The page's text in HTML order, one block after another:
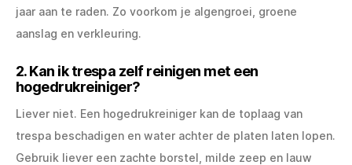
jaar aan te raden. Zo voorkom je algengroei, groene
aanslag en verkleuring.
2. Kan ik trespa zelf reinigen met een
hogedrukreiniger?
Liever niet. Een hogedrukreiniger kan de toplaag van
trespa beschadigen en water achter de platen laten lopen.
Gebruik liever een zachte borstel, milde zeep en lauw